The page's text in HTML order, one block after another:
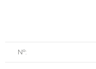
№: